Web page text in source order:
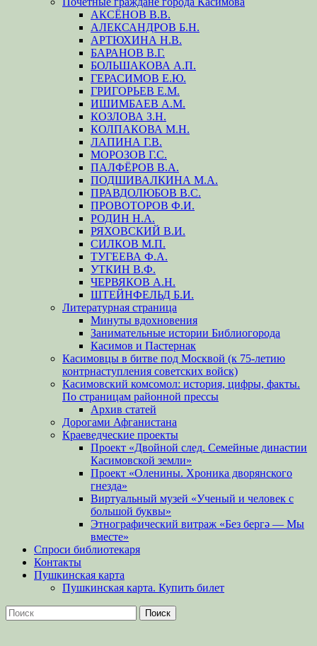
АКСЁНОВ В.В.
АЛЕКСАНДРОВ Б.Н.
АРТЮХИНА Н.В.
БАРАНОВ В.Г.
БОЛЬШАКОВА А.П.
ГЕРАСИМОВ Е.Ю.
ГРИГОРЬЕВ Е.М.
ИШИМБАЕВ А.М.
КОЗЛОВА З.Н.
КОЛПАКОВА М.Н.
ЛАПИНА Г.В.
МОРОЗОВ Г.С.
ПАЛФЁРОВ В.А.
ПОДШИВАЛКИНА М.А.
ПРАВДОЛЮБОВ В.С.
ПРОВОТОРОВ Ф.И.
РОДИН Н.А.
РЯХОВСКИЙ В.И.
СИЛКОВ М.П.
ТУГЕЕВА Ф.А.
УТКИН В.Ф.
ЧЕРВЯКОВ А.Н.
ШТЕЙНФЕЛЬД Б.И.
Литературная страница
Минуты вдохновения
Занимательные истории Библиогорода
Касимов и Пастернак
Касимовцы в битве под Москвой (к 75-летию
контрнаступления советских войск)
Касимовский комсомол: история, цифры, факты.
По страницам районной прессы
Архив статей
Дорогами Афганистана
Краеведческие проекты
Проект «Двойной след. Семейные династии
Касимовской земли»
Проект «Оленины. Хроника дворянского
гнезда»
Виртуальный музей «Ученый и человек с
большой буквы»
Этнографический витраж «Без бергə — Мы
вместе»
Спроси библиотекаря
Контакты
Пушкинская карта
Пушкинская карта. Купить билет
Поиск
Найти: